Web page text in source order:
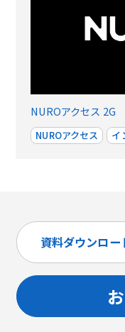
NUROアクセス 2G
NUROアクセス イ
資料ダウンロー